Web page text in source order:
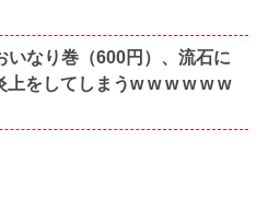
いなり巻（600円）、流石に
上をしてしまうw w w w w w